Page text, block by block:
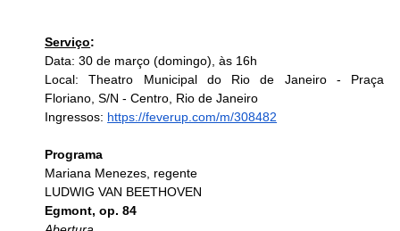
Serviço:
Data: 30 de março (domingo), às 16h
Local: Theatro Municipal do Rio de Janeiro - Praça
Floriano, S/N - Centro, Rio de Janeiro
Ingressos: https://feverup.com/m/308482
Programa
Mariana Menezes, regente
LUDWIG VAN BEETHOVEN
Egmont, op. 84